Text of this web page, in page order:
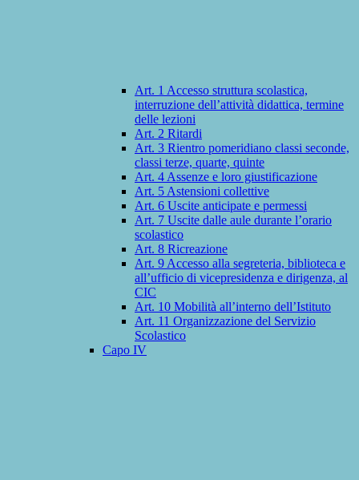
Art. 1 Accesso struttura scolastica,
interruzione dell’attività didattica, termine
delle lezioni
Art. 2 Ritardi
Art. 3 Rientro pomeridiano classi seconde,
classi terze, quarte, quinte
Art. 4 Assenze e loro giustificazione
Art. 5 Astensioni collettive
Art. 6 Uscite anticipate e permessi
Art. 7 Uscite dalle aule durante l’orario
scolastico
Art. 8 Ricreazione
Art. 9 Accesso alla segreteria, biblioteca e
all’ufficio di vicepresidenza e dirigenza, al
CIC
Art. 10 Mobilità all’interno dell’Istituto
Art. 11 Organizzazione del Servizio
Scolastico
Capo IV